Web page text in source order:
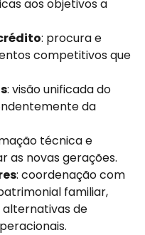
aos objetivos a
: procura e
competitivos que
: visão unificada do
da
técnica e
as novas gerações.
: coordenação com
familiar,
de